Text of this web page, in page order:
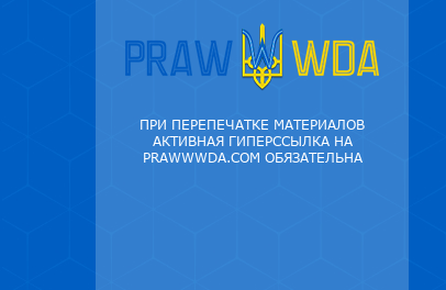
ПРИ ПЕРЕПЕЧАТКЕ МАТЕРИАЛОВ
АКТИВНАЯ ГИПЕРССЫЛКА НА
PRAWWWDA.COM ОБЯЗАТЕЛЬНА